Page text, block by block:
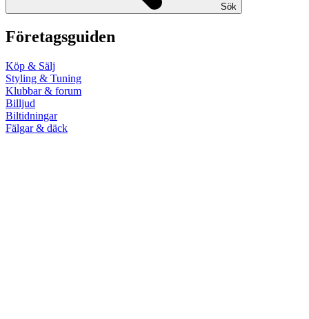
Sök
Företagsguiden
Köp & Sälj
Styling & Tuning
Klubbar & forum
Billjud
Biltidningar
Fälgar & däck